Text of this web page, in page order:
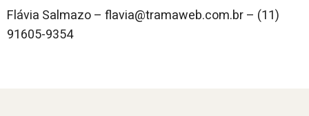
Flávia Salmazo – flavia@tramaweb.com.br – (11)
91605-9354